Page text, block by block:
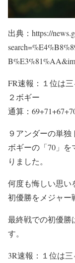
出典：https://
FR速報：１位は
２ボギー
通算：
９アンダーの単
ボギーの「70」
りました。
何度も悔しい思い
初優勝をメジャー
最終戦での初優勝
す。
3R速報：１位は